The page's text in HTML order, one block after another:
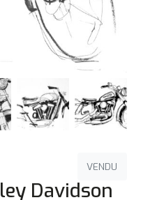
VENDU
Davidson